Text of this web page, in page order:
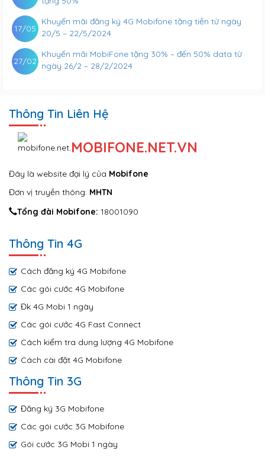
Khuyến mãi đăng ký 4G Mobifone tặng tiền từ ngày
20/5 – 22/5/2024
17/05
Khuyến mãi MobiFone tặng 30% – đến 50% data từ
ngày 26/2 – 28/2/2024
27/02
Thông Tin Liên Hệ
MOBIFONE.NET.VN
Đây là website đại lý của Mobifone
Đơn vị truyền thông: MHTN
Tổng đài Mobifone: 18001090
Thông Tin 4G
Cách đăng ký 4G Mobifone
Các gói cước 4G Mobifone
Đk 4G Mobi 1 ngày
Các gói cước 4G Fast Connect
Cách kiểm tra dung lượng 4G Mobifone
Cách cài đặt 4G Mobifone
Thông Tin 3G
Đăng ký 3G Mobifone
Các gói cước 3G Mobifone
Gói cước 3G Mobi 1 ngày